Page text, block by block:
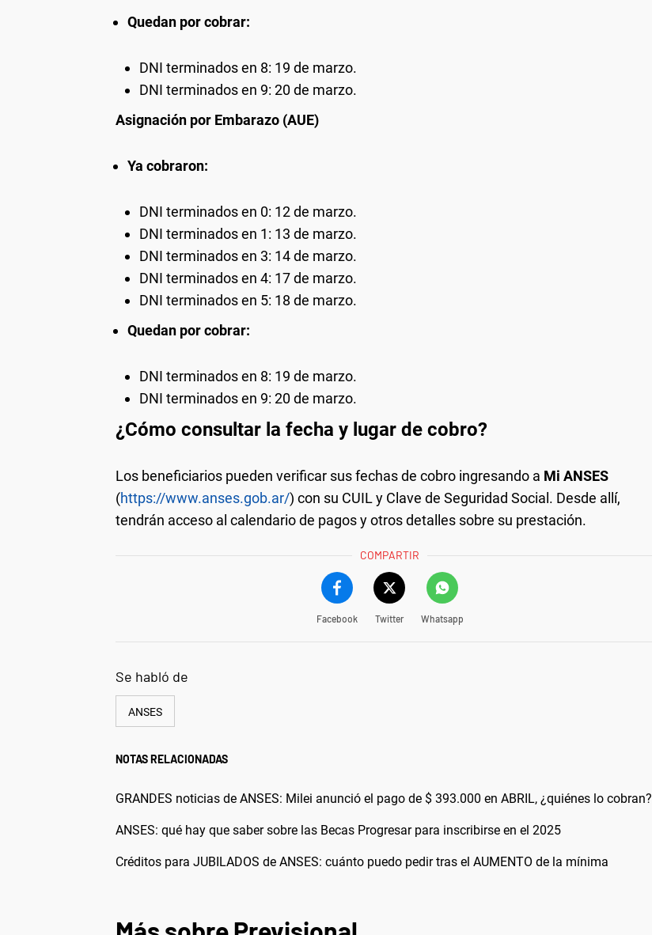
Quedan por cobrar:
DNI terminados en 8: 19 de marzo.
DNI terminados en 9: 20 de marzo.
Asignación por Embarazo (AUE)
Ya cobraron:
DNI terminados en 0: 12 de marzo.
DNI terminados en 1: 13 de marzo.
DNI terminados en 3: 14 de marzo.
DNI terminados en 4: 17 de marzo.
DNI terminados en 5: 18 de marzo.
Quedan por cobrar:
DNI terminados en 8: 19 de marzo.
DNI terminados en 9: 20 de marzo.
¿Cómo consultar la fecha y lugar de cobro?
Los beneficiarios pueden verificar sus fechas de cobro ingresando a Mi ANSES
(https://www.anses.gob.ar/) con su CUIL y Clave de Seguridad Social. Desde allí,
tendrán acceso al calendario de pagos y otros detalles sobre su prestación.
COMPARTIR
Facebook Twitter Whatsapp
Se habló de
ANSES
NOTAS RELACIONADAS
GRANDES noticias de ANSES: Milei anunció el pago de $ 393.000 en ABRIL, ¿quiénes lo cobran?
ANSES: qué hay que saber sobre las Becas Progresar para inscribirse en el 2025
Créditos para JUBILADOS de ANSES: cuánto puedo pedir tras el AUMENTO de la mínima